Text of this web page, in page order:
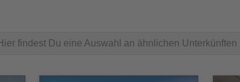
findest Du eine Auswahl an ähnlichen